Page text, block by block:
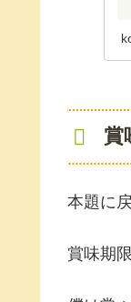
賞
本題に
賞味期